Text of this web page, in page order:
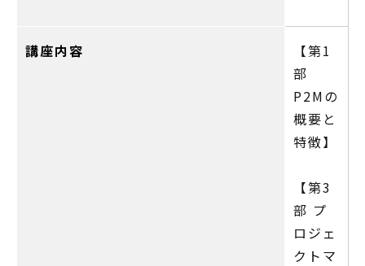
講座内容
【第1
部
P2Mの
概要と
特徴】
【第3
部 プ
ロジェ
クトマ